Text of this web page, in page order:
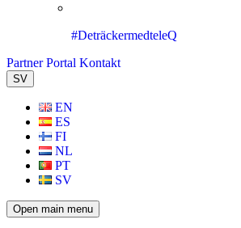
#DeträckermedteleQ
Partner Portal Kontakt
SV
EN
ES
FI
NL
PT
SV
Open main menu